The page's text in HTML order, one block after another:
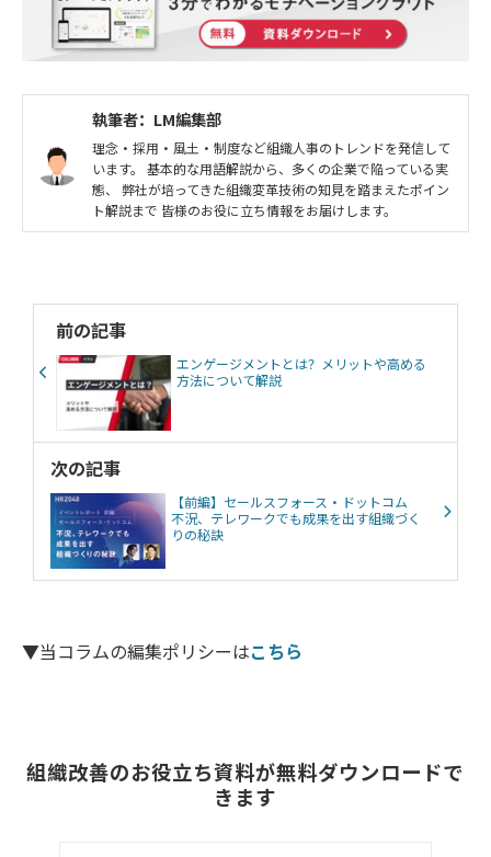
執筆者：LM編集部
理念・採用・風土・制度など組織人事のトレンドを発信して
います。 基本的な用語解説から、多くの企業で陥っている実
態、 弊社が培ってきた組織変革技術の知見を踏まえたポイン
ト解説まで 皆様のお役に立ち情報をお届けします。
前の記事
エンゲージメントとは？メリットや高める
方法について解説
次の記事
【前編】セールスフォース・ドットコム
不況、テレワークでも成果を出す組織づく
りの秘訣
▼当コラムの編集ポリシーはこちら
組織改善のお役立ち資料が無料ダウンロードで
きます